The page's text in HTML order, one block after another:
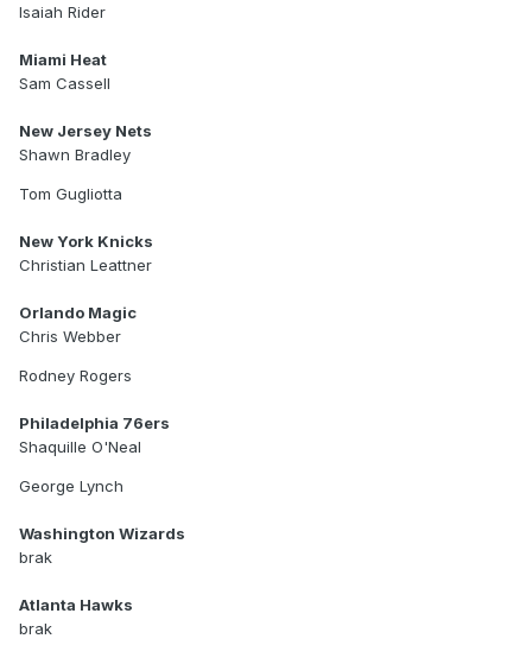
Isaiah Rider
Miami Heat
Sam Cassell
New Jersey Nets
Shawn Bradley
Tom Gugliotta
New York Knicks
Christian Leattner
Orlando Magic
Chris Webber
Rodney Rogers
Philadelphia 76ers
Shaquille O'Neal
George Lynch
Washington Wizards
brak
Atlanta Hawks
brak